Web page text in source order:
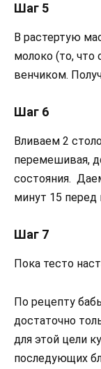
Шаг 5
В растертую
молоко (то,
венчиком.
Шаг 6
Вливаем 2
перемешивая,
состояния.
минут 15 перед
Шаг 7
Пока тесто
По рецепту
достаточно
для этой цели
последующих